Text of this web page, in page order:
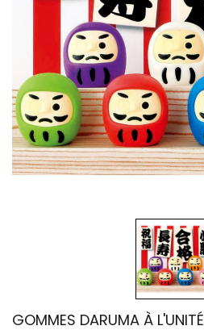
GOMMES DARUMA À L'UNITÉ